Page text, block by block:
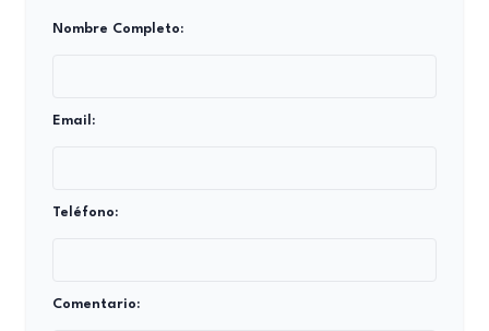
Nombre Completo:
Email:
Teléfono:
Comentario: